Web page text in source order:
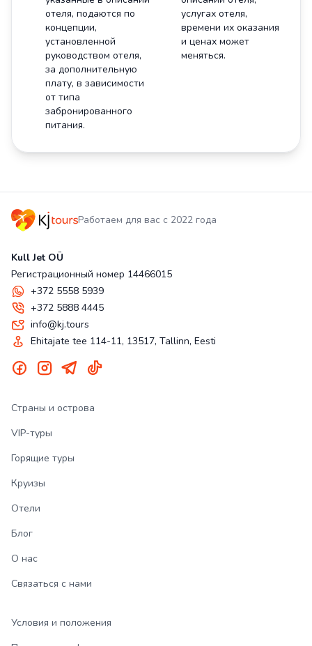
отеля, подаются по
концепции,
установленной
руководством отеля,
за дополнительную
плату, в зависимости
от типа
забронированного
питания.
услугах отеля,
времени их оказания
и ценах может
меняться.
Работаем для вас с 2022 года
Kull Jet OÜ
Регистрационный номер 14466015
+372 5558 5939
+372 5888 4445
info@kj.tours
Ehitajate tee 114-11, 13517, Tallinn, Eesti
Страны и острова
VIP-туры
Горящие туры
Круизы
Отели
Блог
О нас
Связаться с нами
Условия и положения